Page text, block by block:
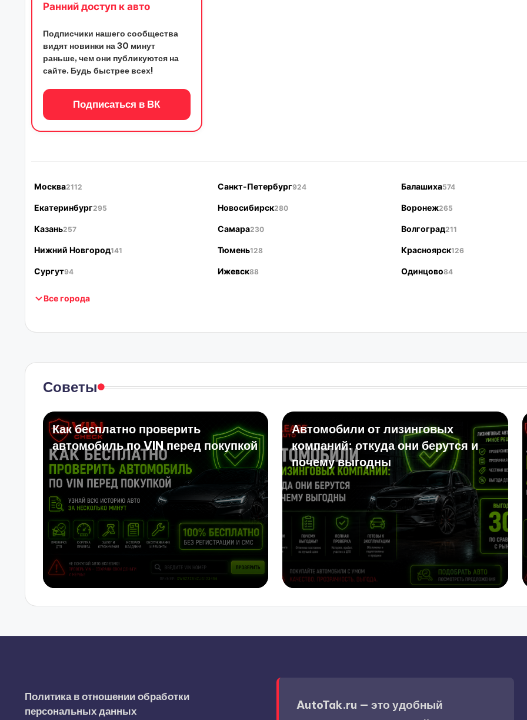
Ранний доступ к авто
Подписчики нашего сообщества
видят новинки на 30 минут
раньше, чем они публикуются на
сайте. Будь быстрее всех!
Подписаться в ВК
Москва2112 Санкт-Петербург924 Балашиха574
Екатеринбург295 Новосибирск280 Воронеж265
Казань257 Самара230 Волгоград211
Нижний Новгород141 Тюмень128 Красноярск126
Сургут94 Ижевск88 Одинцово84
Все города
Советы
Как бесплатно проверить
автомобиль по VIN перед покупкой
Автомобили от лизинговых
компаний: откуда они берутся и
почему выгодны
Политика в отношении обработки
персональных данных
AutoTak.ru — это удобный